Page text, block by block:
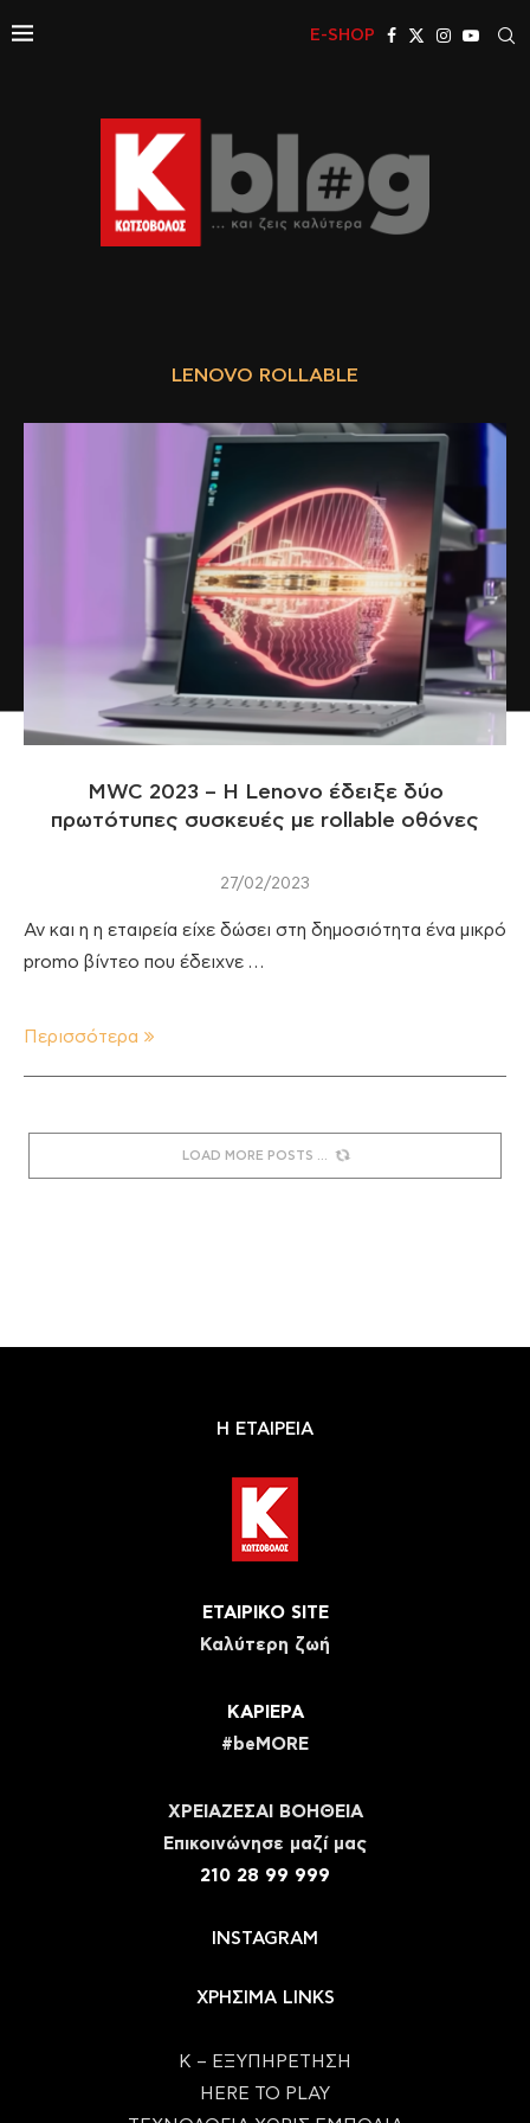
E-SHOP
LENOVO ROLLABLE
MWC 2023 – Η Lenovo έδειξε δύο
πρωτότυπες συσκευές με rollable οθόνες
27/02/2023
Αν και η η εταιρεία είχε δώσει στη δημοσιότητα ένα μικρό
promo βίντεο που έδειχνε …
Περισσότερα
LOAD MORE POSTS
Η ΕΤΑΙΡΕΙΑ
ΕΤΑΙΡΙΚΟ SITE
Καλύτερη ζωή
ΚΑΡΙΕΡΑ
#beMORE
ΧΡΕΙΑΖΕΣΑΙ ΒΟΗΘΕΙΑ
Eπικοινώνησε μαζί μας
210 28 99 999
INSTAGRAM
ΧΡΗΣΙΜΑ LINKS
Κ – ΕΞΥΠΗΡΕΤΗΣΗ
HERE TO PLAY